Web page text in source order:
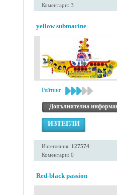
Коментари: 3
yellow submarine
Рейтинг:
Допълнителна
ИЗТЕГЛИ
Изтегляния: 127574
Коментари: 0
Red-black passion